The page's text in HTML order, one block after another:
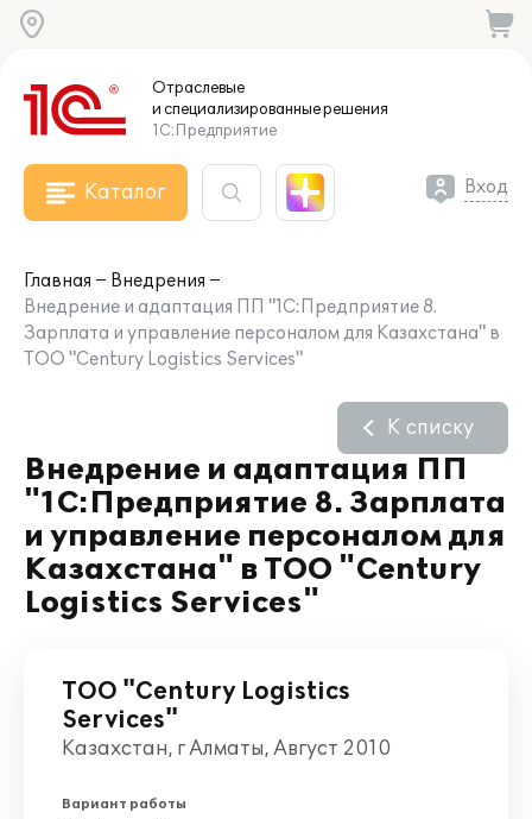
Отраслевые
и специализированныерешения
1С:Предприятие
Каталог Вход
Главная
Внедрения
Внедрение и адаптация ПП "1С:Предприятие 8.
Зарплата и управление персоналом для Казахстана" в
ТОО "Century Logistics Services"
Внедрение и адаптация ПП
"1С:Предприятие 8. Зарплата
и управление персоналом для
Казахстана" в ТОО "Century
Logistics Services"
К списку
ТОО "Century Logistics
Services"
Казахстан, г Алматы, Август 2010
Вариант работы